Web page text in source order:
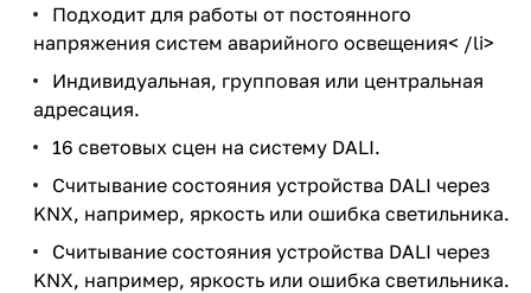
Подходит для работы от постоянного
напряжения систем аварийного освещения< /li>
Индивидуальная, групповая или центральная
адресация.
16 световых сцен на систему DALI.
Считывание состояния устройства DALI через
KNX, например, яркость или ошибка светильника.
Считывание состояния устройства DALI через
KNX, например, яркость или ошибка светильника.